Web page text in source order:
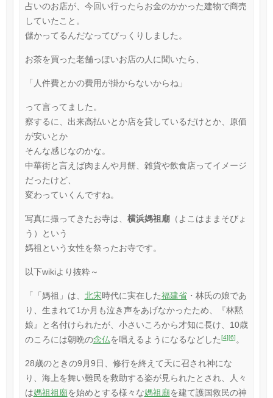
占いのお店が、今回い行ったらお金のかかった建物で商売
していたこと。
儲かってるんだなってびっくりしました。
お茶を買った老舗っぽいお店の人に聞いたら、
「人件費とかの費用が掛からないからね」
って言ってました。
察するに、出来高払いとか店を貸しているだけとか、原価
が安いとか
そんな感じなのかな。
中華街と言えば肉まんや月餅、雑貨や飲食店ってイメージ
だったけど、
変わっていくんですね。
写真に撮ってきたお寺は、 横浜媽祖廟（よこはままそびょ
う）という
媽祖という女性を祭ったお寺です。
以下wikiより抜粋～
「「媽祖」は、 北宋時代に実在した福建省・林氏の娘であ
り、生まれて1か月も泣き声をあげなかったため、『林黙
娘』と名付けられたが、小さいころから才知に長け、10歳
のころには朝晩の念仏を唱えるようになるなどした[4][6] 。
28歳のときの9月9日、修行を終えて天に召され神にな
り、海上を舞い難民を救助する姿が見られたとされ、人々
は媽祖祖廟を始めとする様々な媽祖廟を建て護国救民の神